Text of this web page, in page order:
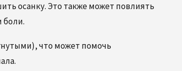
осанку. Это также может повлиять
боли.
что может помочь